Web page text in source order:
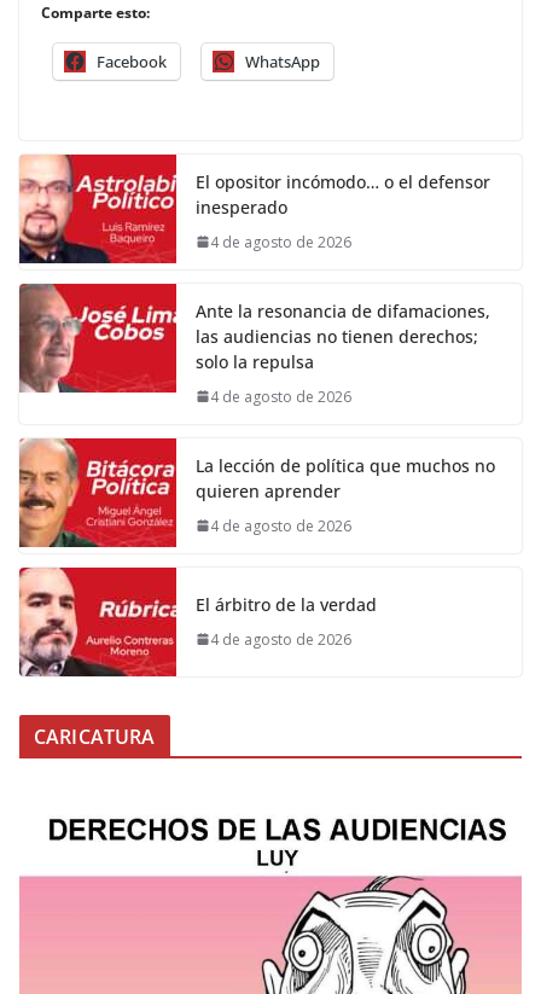
Comparte esto:
Facebook WhatsApp
El opositor incómodo… o el defensor
inesperado
4 de agosto de 2026
Ante la resonancia de difamaciones,
las audiencias no tienen derechos;
solo la repulsa
4 de agosto de 2026
La lección de política que muchos no
quieren aprender
4 de agosto de 2026
El árbitro de la verdad
4 de agosto de 2026
CARICATURA